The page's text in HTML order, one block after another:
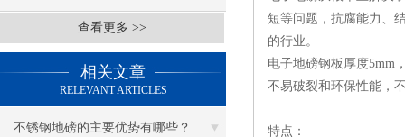
查看更多 >>
相关文章
RELEVANT ARTICLES
不锈钢地磅的主要优势有哪些？
短等问题，抗腐能力、
的行业。
电子地磅钢板厚度5mm
不易破裂和环保性能，
特点：